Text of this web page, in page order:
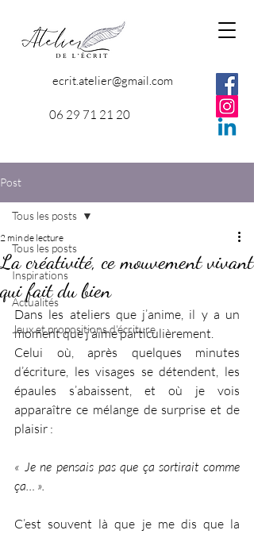
ecrit.atelier@gmail.com
06 29 71 21 20
Post
Tous les posts
Inspirations
Actualités
Jeux et propositions d'écriture
Tous les posts
La créativité, ce mouvement vivant
qui fait du bien
2 min de lecture
Dans les ateliers que j’anime, il y a un
moment que j’aime particulièrement.
Celui où, après quelques minutes
d’écriture, les visages se détendent, les
épaules s’abaissent, et où je vois
apparaître ce mélange de surprise et de
plaisir :
« Je ne pensais pas que ça sortirait comme
ça… ».
C’est souvent là que je me dis que la